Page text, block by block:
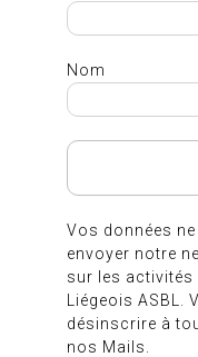
Nom
Vos données
envoyer notre
sur les activités
Liégeois
désinscrire à
nos Mails.